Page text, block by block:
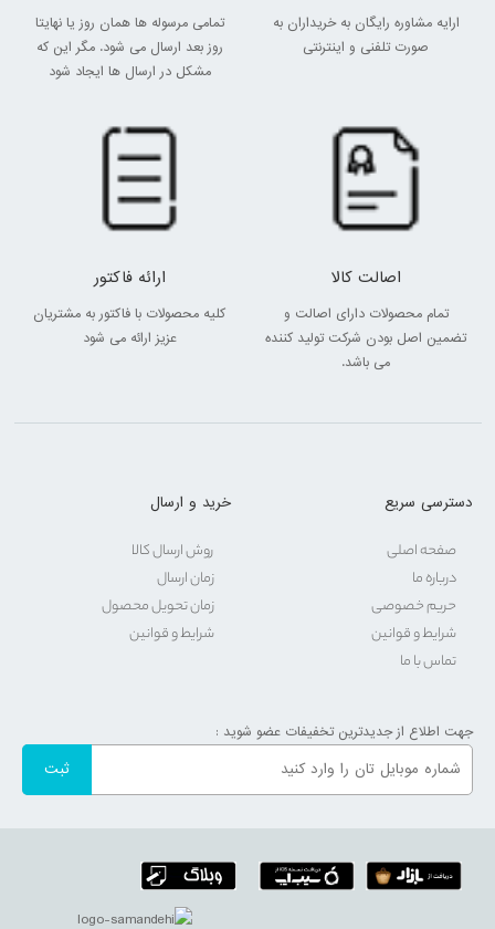
ارایه مشاوره رایگان به خریداران به
صورت تلفنی و اینترنتی
تمامی مرسوله ها همان روز یا نهایتا
روز بعد ارسال می شود. مگر این که
مشکل در ارسال ها ایجاد شود
اصالت کالا
تمام محصولات دارای اصالت و
تضمین اصل بودن شرکت تولید کننده
می باشد.
ارائه فاکتور
کلیه محصولات با فاکتور به مشتریان
عزیز ارائه می شود
دسترسی سریع
صفحه اصلی
درباره ما
حریم خصوصی
شرایط و قوانین
تماس با ما
خرید و ارسال
روش ارسال کالا
زمان ارسال
زمان تحویل محصول
شرایط و قوانین
جهت اطلاع از جدیدترین تخفیفات عضو شوید :